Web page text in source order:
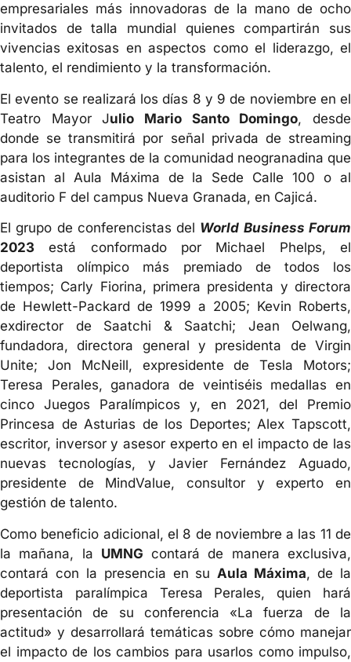
empresariales más innovadoras de la mano de ocho
invitados de talla mundial quienes compartirán sus
vivencias exitosas en aspectos como el liderazgo, el
talento, el rendimiento y la transformación.
El evento se realizará los días 8 y 9 de noviembre en el
Teatro Mayor Julio Mario Santo Domingo, desde
donde se transmitirá por señal privada de streaming
para los integrantes de la comunidad neogranadina que
asistan al Aula Máxima de la Sede Calle 100 o al
auditorio F del campus Nueva Granada, en Cajicá.
El grupo de conferencistas del World Business Forum
2023 está conformado por Michael Phelps, el
deportista olímpico más premiado de todos los
tiempos; Carly Fiorina, primera presidenta y directora
de Hewlett-Packard de 1999 a 2005; Kevin Roberts,
exdirector de Saatchi & Saatchi; Jean Oelwang,
fundadora, directora general y presidenta de Virgin
Unite; Jon McNeill, expresidente de Tesla Motors;
Teresa Perales, ganadora de veintiséis medallas en
cinco Juegos Paralímpicos y, en 2021, del Premio
Princesa de Asturias de los Deportes; Alex Tapscott,
escritor, inversor y asesor experto en el impacto de las
nuevas tecnologías, y Javier Fernández Aguado,
presidente de MindValue, consultor y experto en
gestión de talento.
Como beneficio adicional, el 8 de noviembre a las 11 de
la mañana, la UMNG contará de manera exclusiva,
contará con la presencia en su Aula Máxima, de la
deportista paralímpica Teresa Perales, quien hará
presentación de su conferencia «La fuerza de la
actitud» y desarrollará temáticas sobre cómo manejar
el impacto de los cambios para usarlos como impulso,